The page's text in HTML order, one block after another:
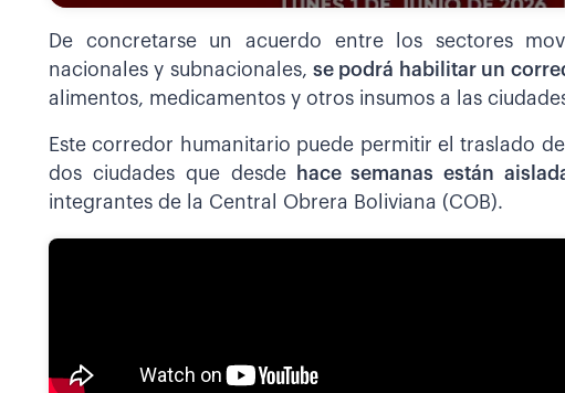
De concretarse un acuerdo entre los sectores
nacionales y subnacionales,se podrá habilitar un
alimentos, medicamentos y otros insumos a las
Este corredor humanitario puede permitir el traslado
dos ciudades que desdehace semanas están
integrantes de la Central Obrera Boliviana (COB).